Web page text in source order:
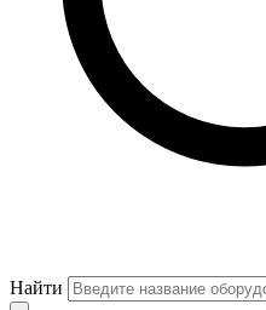
Найти